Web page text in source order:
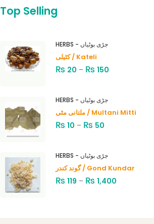
Top Selling
HERBS - جڑی بوٹیاں
کٹیلی / Kateli
₨ 20 – ₨ 150
HERBS - جڑی بوٹیاں
ملتانی مٹی / Multani Mitti
₨ 10 – ₨ 50
HERBS - جڑی بوٹیاں
گوند کندر / Gond Kundar
₨ 119 – ₨ 1,400